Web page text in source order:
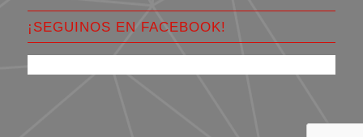
¡SEGUINOS EN FACEBOOK!